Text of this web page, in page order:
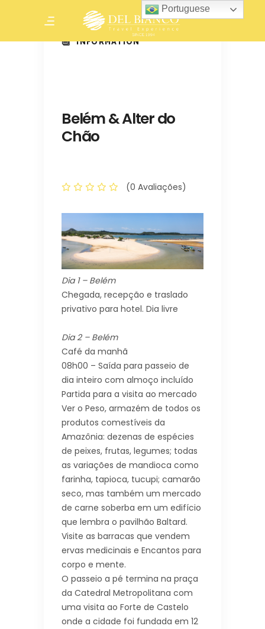
INFORMATION
Belém & Alter do
Chão
(0 Avaliações)
Dia 1 – Belém
Chegada, recepção e traslado
privativo para hotel. Dia livre
Dia 2 – Belém
Café da manhã
08h00 – Saída para passeio de
dia inteiro com almoço incluído
Partida para a visita ao mercado
Ver o Peso, armazém de todos os
produtos comestíveis da
Amazônia: dezenas de espécies
de peixes, frutas, legumes; todas
as variações de mandioca como
farinha, tapioca, tucupi; camarão
seco, mas também um mercado
de carne soberba em um edifício
que lembra o pavilhão Baltard.
Visite as barracas que vendem
ervas medicinais e Encantos para
corpo e mente.
O passeio a pé termina na praça
da Catedral Metropolitana com
uma visita ao Forte de Castelo
onde a cidade foi fundada em 12
Portuguese